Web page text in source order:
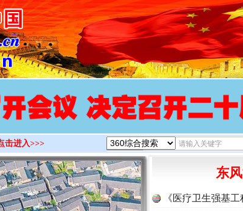
击进入>>>
东
《医疗卫生强基